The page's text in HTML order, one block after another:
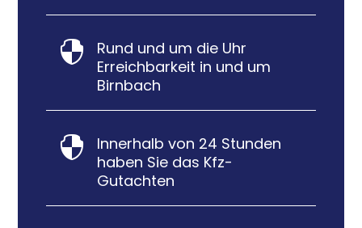

Rund und um die Uhr
Erreichbarkeit in und um
Birnbach

Innerhalb von 24 Stunden
haben Sie das Kfz-
Gutachten